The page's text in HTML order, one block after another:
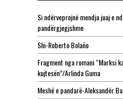
Si ndërveprojnë mendja juaj e
pandërgjegjshme
Shi-Roberto Bolaño
Fragment nga romani “Marksi
kujtesën”/Arlinda Guma
Meshë e pandarë-Aleksandër